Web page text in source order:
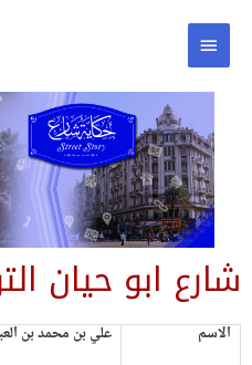
شارع ابو حيان
الاسم
علي بن محمد بن